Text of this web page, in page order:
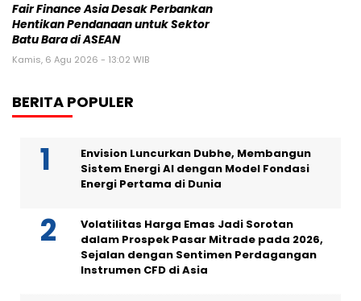
Fair Finance Asia Desak Perbankan
Hentikan Pendanaan untuk Sektor
Batu Bara di ASEAN
Kamis, 6 Agu 2026 - 13:02 WIB
BERITA POPULER
Envision Luncurkan Dubhe, Membangun
Sistem Energi AI dengan Model Fondasi
Energi Pertama di Dunia
Volatilitas Harga Emas Jadi Sorotan
dalam Prospek Pasar Mitrade pada 2026,
Sejalan dengan Sentimen Perdagangan
Instrumen CFD di Asia